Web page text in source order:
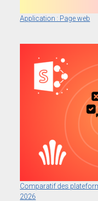
Application : Page web
Comparatif des
2026